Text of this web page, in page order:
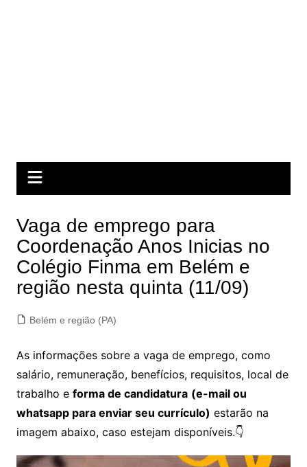
Vaga de emprego para
Coordenação Anos Inicias no
Colégio Finma em Belém e
região nesta quinta (11/09)
Belém e região (PA)
As informações sobre a vaga de emprego, como
salário, remuneração, benefícios, requisitos, local de
trabalho e forma de candidatura (e-mail ou
whatsapp para enviar seu currículo) estarão na
imagem abaixo, caso estejam disponíveis.👇